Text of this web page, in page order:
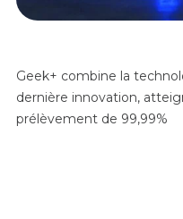
Geek+ combine la
dernière innovation,
prélèvement de 99,99%